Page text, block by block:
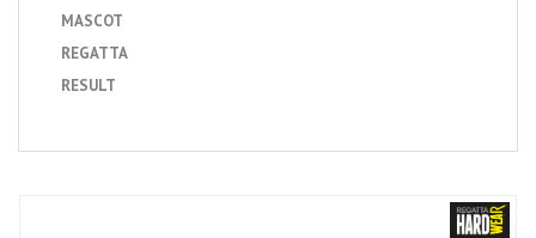
MASCOT
REGATTA
RESULT